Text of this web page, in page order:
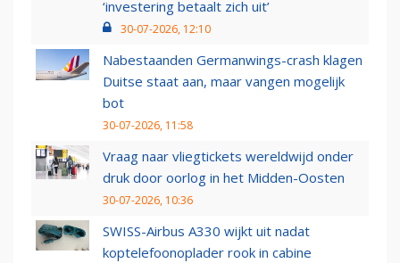
‘investering betaalt zich uit’
30-07-2026, 12:10
Nabestaanden Germanwings-crash klagen
Duitse staat aan, maar vangen mogelijk
bot
30-07-2026, 11:58
Vraag naar vliegtickets wereldwijd onder
druk door oorlog in het Midden-Oosten
30-07-2026, 10:36
SWISS-Airbus A330 wijkt uit nadat
koptelefoonoplader rook in cabine